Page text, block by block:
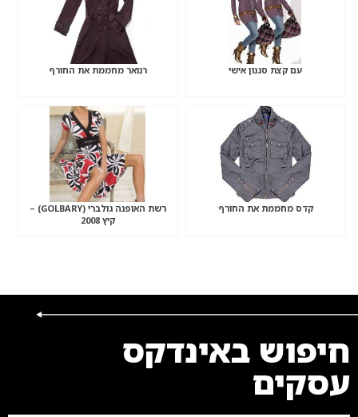
עם קצת סגנון אישי רנואר מחממת את החורף
קדס מחממת את החורף
רשת האופנה גולברי (GOLBARY) –
קיץ 2008
חיפוש באינדקס
עסקים